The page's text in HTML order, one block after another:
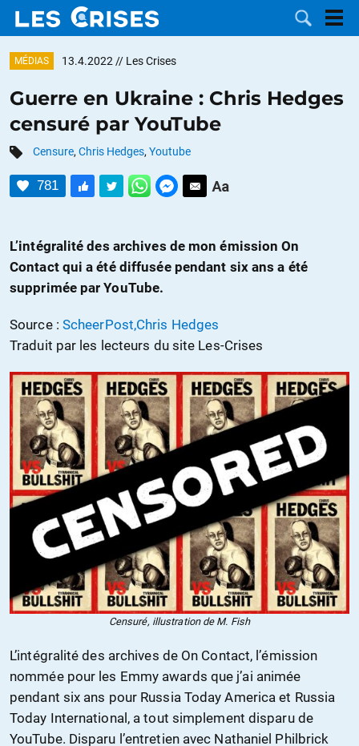
DOSSIERS
CATÉGORIES
CONTACTER
FAIRE UN
DON
MÉDIAS 13.4.2022 // Les Crises
Guerre en Ukraine : Chris Hedges
censuré par YouTube
Censure, Chris Hedges, Youtube
781
L’intégralité des archives de mon émission On
Contact qui a été diffusée pendant six ans a été
supprimée par YouTube.
Source : ScheerPost,Chris Hedges
Traduit par les lecteurs du site Les-Crises
Censuré, illustration de M. Fish
L’intégralité des archives de On Contact, l’émission
nommée pour les Emmy awards que j’ai animée
pendant six ans pour Russia Today America et Russia
Today International, a tout simplement disparu de
YouTube. Disparu l’entretien avec Nathaniel Philbrick